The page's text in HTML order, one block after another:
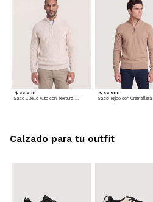
$ 99.900
Saco Cuello Alto con Textura Trenzada
$ 89.900
Saco Tejido con Cremallera
Calzado para tu outfit